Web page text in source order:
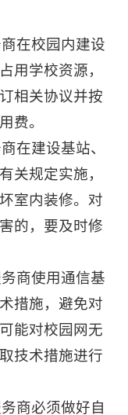
在校园内建设
用学校资源，
相关协议并按
费。
在建设基站、
关规定实施，
室内装修。对
的，要及时修
商使用通信基
措施，避免对
能对校园网无
技术措施进行
商必须做好自